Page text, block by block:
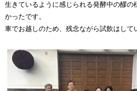
生きているように感じられる発酵中の醪の
かったです。
車でお越しのため、残念ながら試飲はして